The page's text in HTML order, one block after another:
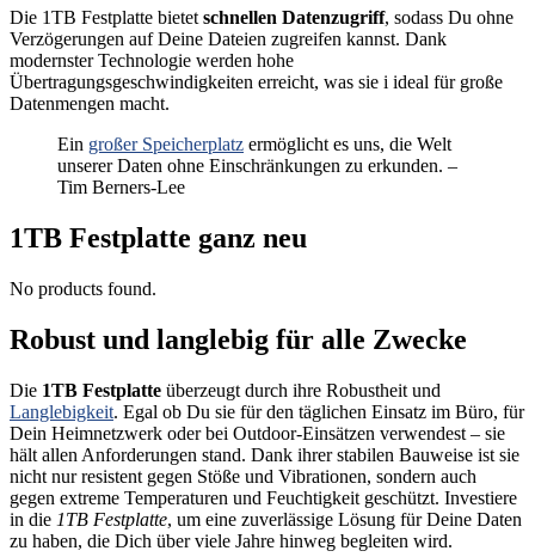
Die 1TB Festplatte bietet schnellen Datenzugriff, sodass Du ohne
Verzögerungen auf Deine Dateien zugreifen kannst. Dank
modernster Technologie werden hohe
Übertragungsgeschwindigkeiten erreicht, was sie i ideal für große
Datenmengen macht.
Ein großer Speicherplatz ermöglicht es uns, die Welt
unserer Daten ohne Einschränkungen zu erkunden. –
Tim Berners-Lee
1TB Festplatte ganz neu
No products found.
Robust und langlebig für alle Zwecke
Die 1TB Festplatte überzeugt durch ihre Robustheit und
Langlebigkeit. Egal ob Du sie für den täglichen Einsatz im Büro, für
Dein Heimnetzwerk oder bei Outdoor-Einsätzen verwendest – sie
hält allen Anforderungen stand. Dank ihrer stabilen Bauweise ist sie
nicht nur resistent gegen Stöße und Vibrationen, sondern auch
gegen extreme Temperaturen und Feuchtigkeit geschützt. Investiere
in die 1TB Festplatte, um eine zuverlässige Lösung für Deine Daten
zu haben, die Dich über viele Jahre hinweg begleiten wird.